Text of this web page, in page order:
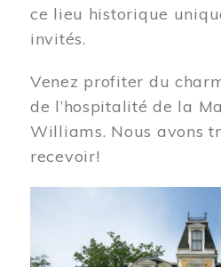
ce lieu historique
invités.
Venez profiter du
de l’hospitalité de la
Williams. Nous avons
recevoir!